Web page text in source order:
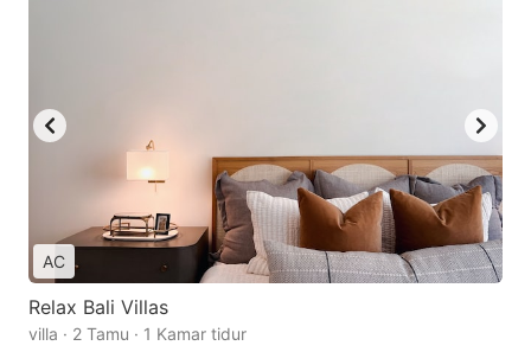
AC
Relax Bali Villas
villa · 2 Tamu · 1 Kamar tidur